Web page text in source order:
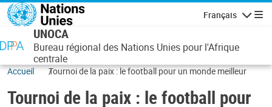
Aller au contenu principal
Français
UNOCA
Bureau régional des Nations Unies pour l'Afrique
centrale
Accueil Tournoi de la paix : le football pour un monde meilleur
Tournoi de la paix : le football pour